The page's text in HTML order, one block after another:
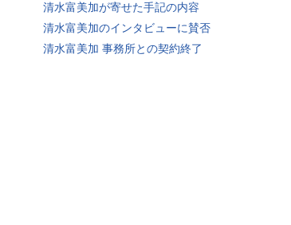
清水富美加が寄せた手記の内容
清水富美加のインタビューに賛否
清水富美加 事務所との契約終了